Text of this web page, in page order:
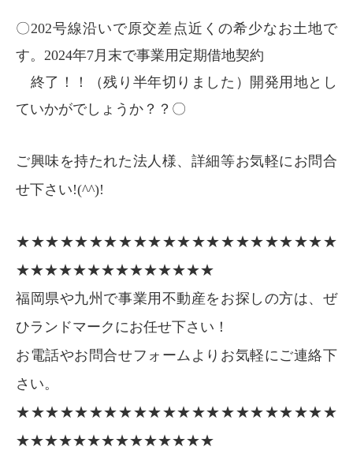
〇202号線沿いで原交差点近くの希少なお土地で
す。2024年7月末で事業用定期借地契約
終了！！（残り半年切りました）開発用地とし
ていかがでしょうか？？〇
ご興味を持たれた法人様、詳細等お気軽にお問合
せ下さい!(^^)!
★★★★★★★★★★★★★★★★★★★★★★
★★★★★★★★★★★★★★
福岡県や九州で事業用不動産をお探しの方は、ぜ
ひランドマークにお任せ下さい！
お電話やお問合せフォームよりお気軽にご連絡下
さい。
★★★★★★★★★★★★★★★★★★★★★★
★★★★★★★★★★★★★★